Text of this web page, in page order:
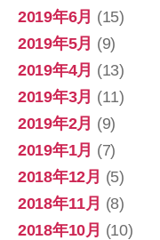
2019年6月 (15)
2019年5月 (9)
2019年4月 (13)
2019年3月 (11)
2019年2月 (9)
2019年1月 (7)
2018年12月 (5)
2018年11月 (8)
2018年10月 (10)